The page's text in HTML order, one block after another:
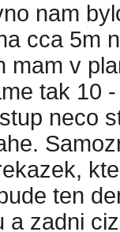
nam
cca 5m
mam v
tak 10
neco
ten
a zadni